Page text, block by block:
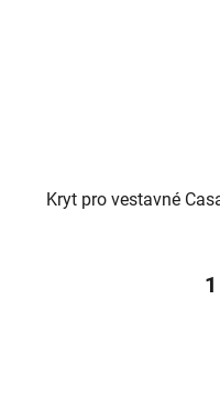
Kryt pro vestavné